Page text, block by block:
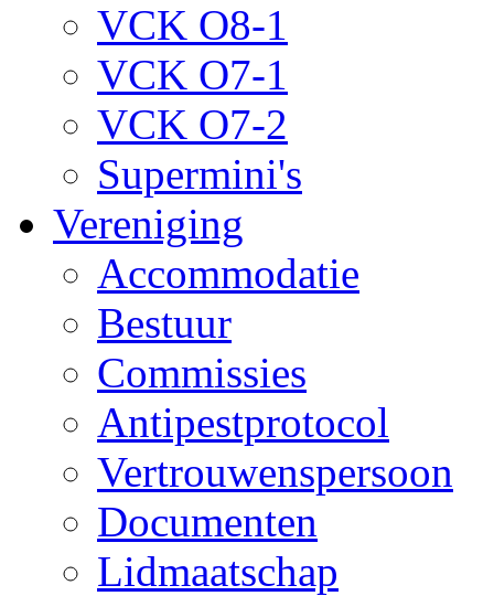
VCK O8-1
VCK O7-1
VCK O7-2
Supermini's
Vereniging
Accommodatie
Bestuur
Commissies
Antipestprotocol
Vertrouwenspersoon
Documenten
Lidmaatschap